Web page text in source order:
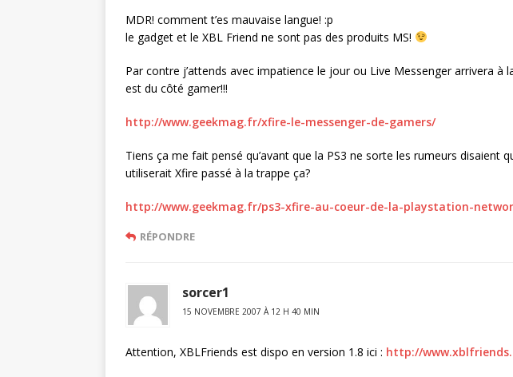
MDR! comment t’es mauvaise langue! :p
le gadget et le XBL Friend ne sont pas des produits MS!
Par contre j’attends avec impatience le jour ou Live Messenger arrivera à
est du côté gamer!!!
http://www.geekmag.fr/xfire-le-messenger-de-gamers/
Tiens ça me fait pensé qu’avant que la PS3 ne sorte les rumeurs disaient
utiliserait Xfire passé à la trappe ça?
http://www.geekmag.fr/ps3-xfire-au-coeur-de-la-playstation-
RÉPONDRE
sorcer1
15 NOVEMBRE 2007 À 12 H 40 MIN
Attention, XBLFriends est dispo en version 1.8 ici : http://